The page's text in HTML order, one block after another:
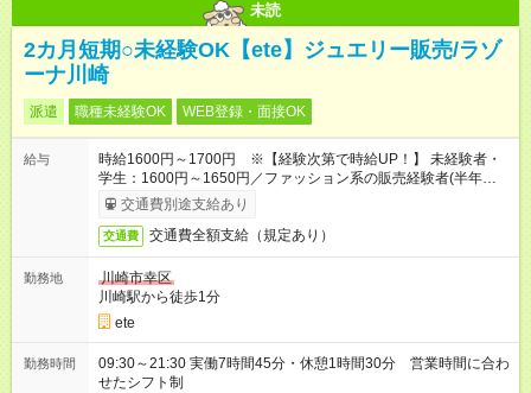
未読
2カ月短期○未経験OK【ete】ジュエリー販売/ラゾ
ーナ川崎
派遣 職種未経験OK WEB登録・面接OK
給与
時給1600円～1700円 ※【経験次第で時給UP！】 未経験者・
学生：1600円～1650円／ファッション系の販売経験者(半年以
上)：1650円～1700円
交通費別途支給あり
交通費 交通費全額支給（規定あり）
勤務地
川崎市幸区
川崎駅から徒歩1分
ete
勤務時間
09:30～21:30 実働7時間45分・休憩1時間30分 営業時間に合わ
せたシフト制